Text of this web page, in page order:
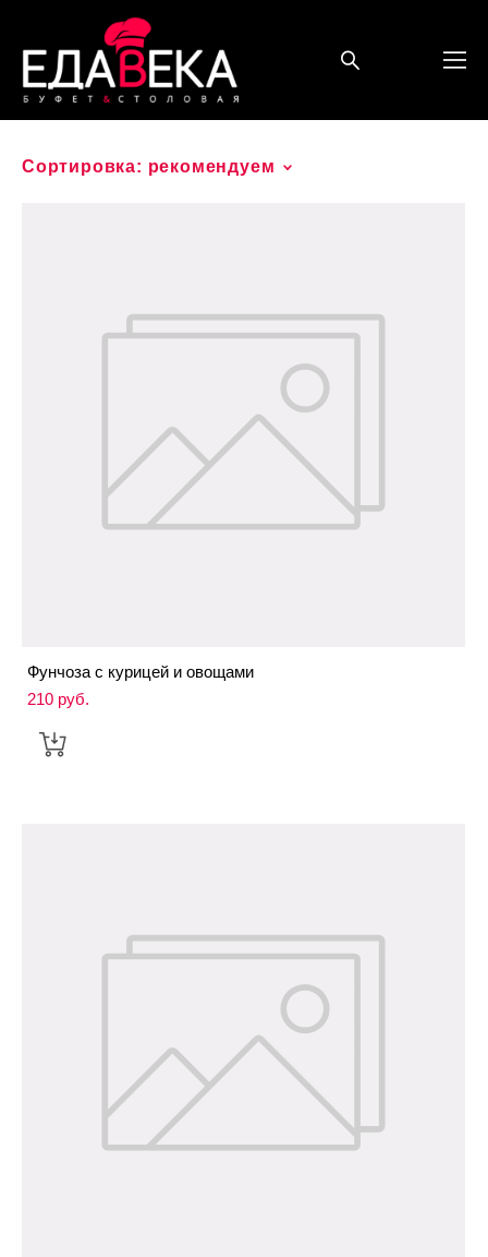
Сортировка: рекомендуем
Фунчоза с курицей и овощами
210 pуб.